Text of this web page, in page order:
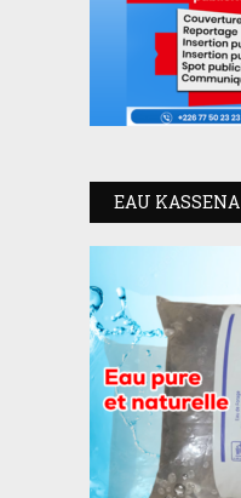
EAU KASSENA